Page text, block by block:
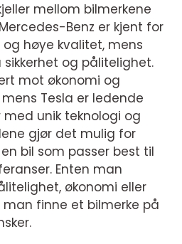
mellom bilmerkene
Benz er kjent for
høye kvalitet, mens
sikkerhet og pålitelighet.
mot økonomi og
Tesla er ledende
med unik teknologi og
gjør det mulig for
bil som passer best til
Enten man
økonomi eller
finne et bilmerke på